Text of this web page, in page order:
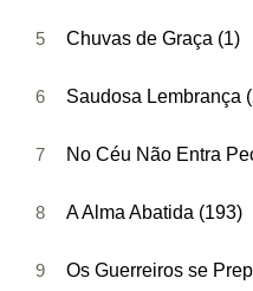
5 Chuvas de Graça (1)
6 Saudosa Lembrança
7 No Céu Não Entra
8 A Alma Abatida (193)
9 Os Guerreiros se